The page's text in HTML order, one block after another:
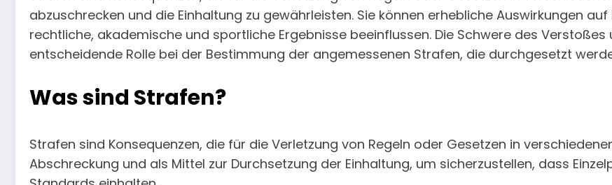
abzuschrecken und die Einhaltung zu gewährleisten. Sie können erhebliche Auswirkungen
rechtliche, akademische und sportliche Ergebnisse beeinflussen. Die Schwere des
entscheidende Rolle bei der Bestimmung der angemessenen Strafen, die durchgesetzt
Was sind Strafen?
Strafen sind Konsequenzen, die für die Verletzung von Regeln oder Gesetzen in
Abschreckung und als Mittel zur Durchsetzung der Einhaltung, um sicherzustellen, dass